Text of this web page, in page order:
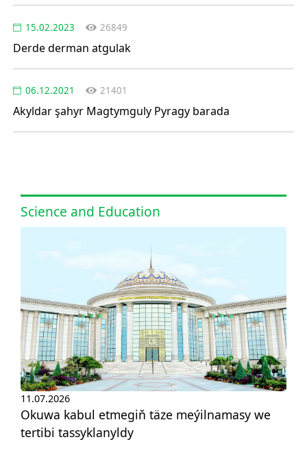
15.02.2023 26849
Derde derman atgulak
06.12.2021 21401
Akyldar şahyr Magtymguly Pyragy barada
Science and Education
11.07.2026
Okuwa kabul etmegiň täze meýilnamasy we
tertibi tassyklanyldy